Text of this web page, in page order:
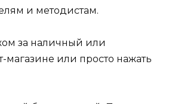
и методистам.
за наличный или
или просто нажать